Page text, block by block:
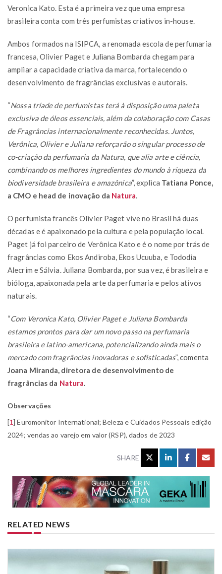
Veronica Kato. Esta é a primeira vez que uma empresa
brasileira conta com três perfumistas criativos in-house.
Ambos formados na ISIPCA, a renomada escola de perfumaria
francesa, Olivier Paget e Juliana Bombarda chegam para
ampliar a capacidade criativa da marca, fortalecendo o
desenvolvimento de fragrâncias exclusivas e autorais.
“Nossa tríade de perfumistas terá à disposição uma paleta
exclusiva de óleos essenciais, além da colaboração com Casas
de Fragrâncias internacionalmente reconhecidas. Juntos,
Verônica, Olivier e Juliana reforçarão o singular processo de
co-criação da perfumaria da Natura, que alia arte e ciência,
combinando os melhores ingredientes do mundo à riqueza da
biodiversidade brasileira e amazônica”, explica Tatiana Ponce,
a CMO e head de inovação da Natura
O perfumista francês Olivier Paget vive no Brasil há duas
décadas e é apaixonado pela cultura e pela população local.
Paget já foi parceiro de Verônica Kato e é o nome por trás de
fragrâncias como Ekos Andiroba, Ekos Ucuuba, e Tododia
Alecrim e Sálvia. Juliana Bombarda, por sua vez, é brasileira e
bióloga, apaixonada pela arte da perfumaria e pelos ativos
naturais.
“Com Veronica Kato, Olivier Paget e Juliana Bombarda
estamos prontos para dar um novo passo na perfumaria
brasileira e latino-americana, potencializando ainda mais o
mercado com fragrâncias inovadoras e sofisticadas”, comenta
Joana Miranda, diretora de desenvolvimento de
fragrâncias da Natura
Observações
[1]Euromonitor International; Beleza e Cuidados Pessoais edição
2024; vendas ao varejo em valor (RSP), dados de 2023
SHARE
RELATED NEWS